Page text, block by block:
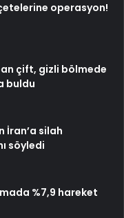
operasyon!
çift, gizli bölmede
buldu
İran’a silah
söyledi
%7,9 hareket